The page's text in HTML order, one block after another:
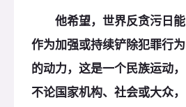
他希望，世界反贪污日能
作为加强或持续铲除犯罪行为
的动力，这是一个民族运动，
不论国家机构、社会或大众，